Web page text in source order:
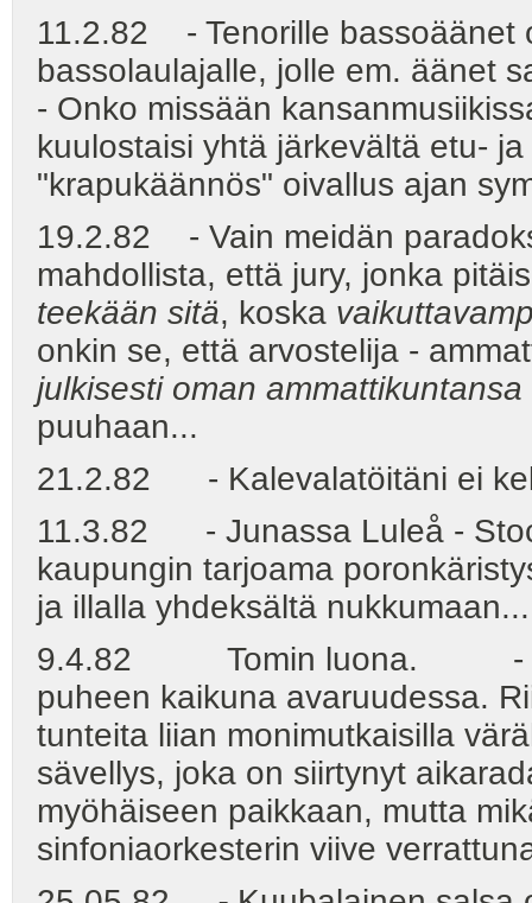
11.2.82 - Tenorille bassoäänet
bassolaulajalle, jolle em. äänet
- Onko missään
kuulostaisi yhtä järkevältä etu-
"krapukäännös" oivallus ajan
19.2.82 - Vain meidän
mahdollista, että jury, jonka
teekään sitä, koska
onkin se, että arvostelija -
julkisesti oman
puuhaan...
21.2.82 - Kalevalatöitäni ei
11.3.82 - Junassa Luleå -
kaupungin tarjoama
ja illalla yhdeksältä nukkumaan...
9.4.82 Tomin luona. -
puheen kaikuna avaruudessa.
tunteita liian monimutkaisilla
sävellys, joka on siirtynyt
myöhäiseen paikkaan, mutta
sinfoniaorkesterin viive